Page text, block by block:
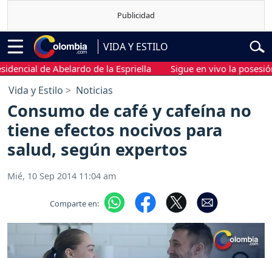
VIDA Y ESTILO
de Abelardo de la Espriella Sigue en vivo la posesión
Vida y Estilo Noticias
Consumo de café y cafeína no
tiene efectos nocivos para
salud, según expertos
Mié, 10 Sep 2014 11:04 am
Comparte en: